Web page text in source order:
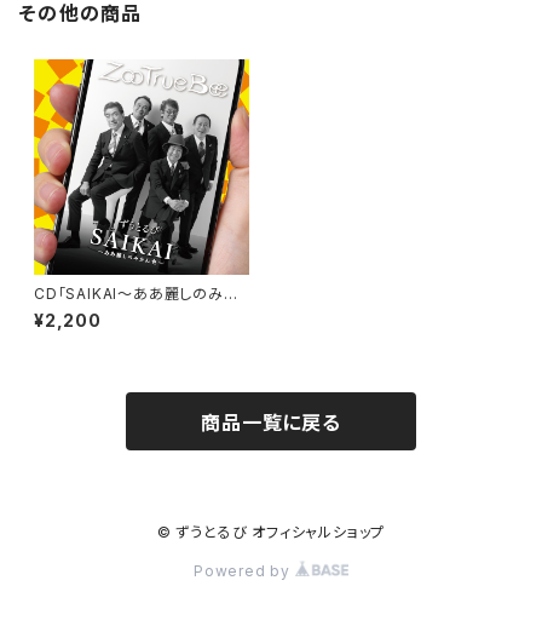
その他の商品
CD「SAIKAI〜ああ麗しのみか
ん色〜」
¥2,200
商品一覧に戻る
© ずうとるび オフィシャルショップ
Powered by